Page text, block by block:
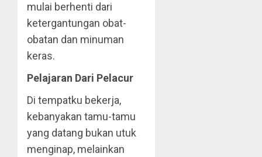
mulai berhenti dari
ketergantungan obat-
obatan dan minuman
keras.
Pelajaran Dari Pelacur
Di tempatku bekerja,
kebanyakan tamu-tamu
yang datang bukan utuk
menginap, melainkan